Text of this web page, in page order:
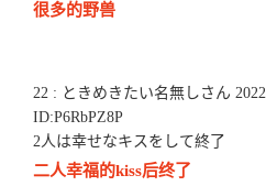
很多的野兽
22 : ときめきたい名無しさん
ID:P6RbPZ8P
2人は幸せなキスをして終了
二人幸福的kiss后终了